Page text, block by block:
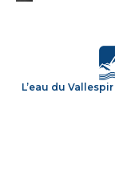
L’eau du